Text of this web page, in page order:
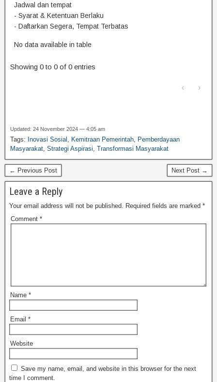
Jadwal dan tempat
- Syarat & Ketentuan Berlaku
- Daftarkan Segera, Tempat Terbatas
No data available in table
Showing 0 to 0 of 0 entries
‹ ›
Updated: 24 November 2024 — 4:05 am
Tags: Inovasi Sosial , Kemitraan Pemerintah, Pemberdayaan
Masyarakat, Strategi Aspirasi, Transformasi Masyarakat
← Previous Post Next Post →
Leave a Reply
Your email address will not be published. Required fields are marked *
Comment *
Name *
Email *
Website
Save my name, email, and website in this browser for the next
time I comment.